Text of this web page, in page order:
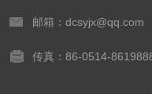
邮箱：dcsyjx@qq.com
传真：86-0514-